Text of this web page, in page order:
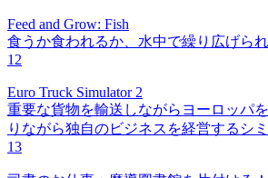
Feed and Grow: Fish
食うか食われるか、水中で繰り広げら
12
Euro Truck Simulator 2
重要な貨物を輸送しながらヨーロッパ
りながら独自のビジネスを経営するシ
13